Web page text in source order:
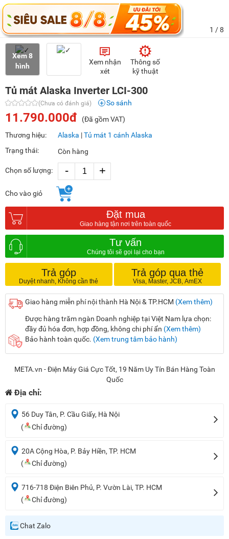
1 / 8
Xem 8
hình
Xem nhận
xét
Thông số
kỹ thuật
Tủ mát Alaska Inverter LCI-300
(Chưa có đánh giá) So sánh
11.790.000đ
(Đã gồm VAT)
Thương hiệu:
Alaska |Tủ mát 1 cánh Alaska
Trạng thái:
Còn hàng
Chọn số lượng: - +
Cho vào giỏ
Đặt mua
Tư vấn
Trả góp Trả góp qua thẻ
Giao hàng miễn phí nội thành Hà Nội & TP.HCM (Xem thêm)
Được hàng trăm ngàn Doanh nghiệp tại Việt Nam lựa chọn:
đầy đủ hóa đơn, hợp đồng, không chi phí ẩn (Xem thêm)
Bảo hành toàn quốc. (Xem trung tâm bảo hành)
META.vn - Điện Máy Giá Cực Tốt, 19 Năm Uy Tín Bán Hàng Toàn
Quốc
Địa chỉ:
56 Duy Tân, P. Cầu Giấy, Hà Nội
(
Chỉ đường)
20A Cộng Hòa, P. Bảy Hiền, TP. HCM
(
Chỉ đường)
716-718 Điện Biên Phủ, P. Vườn Lài, TP. HCM
(
Chỉ đường)
Chat Zalo